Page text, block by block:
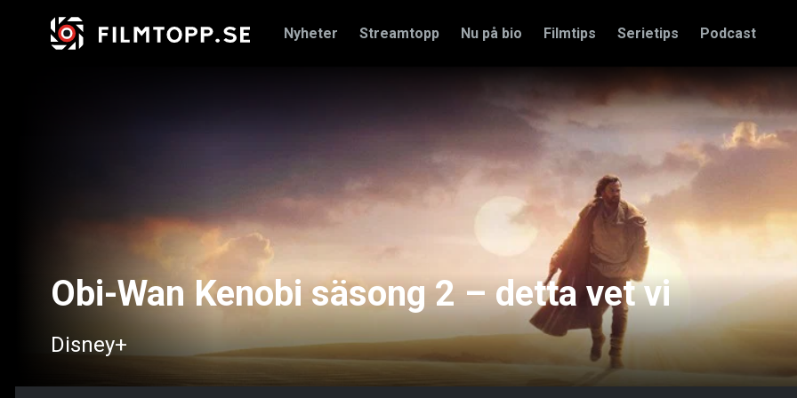
Nyheter Streamtopp Nu på bio Filmtips Serietips Podcast
Obi-Wan Kenobi säsong 2 – detta vet vi
Disney+